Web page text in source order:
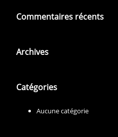
Commentaires récents
Archives
Catégories
Aucune catégorie